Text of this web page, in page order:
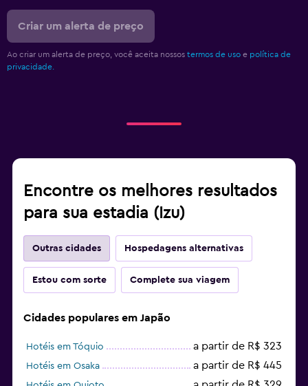
Criar um alerta de preço
Ao criar um alerta de preço, você aceita nossos termos de uso e política de
privacidade.
Encontre os melhores resultados
para sua estadia (Izu)
Outras cidades Hospedagens alternativas
Estou com sorte Complete sua viagem
Cidades populares em Japão
Hotéis em Tóquio a partir de R$ 323
Hotéis em Osaka a partir de R$ 445